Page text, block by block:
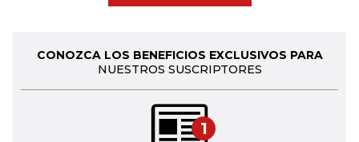
CONOZCA LOS BENEFICIOS EXCLUSIVOS PARA
NUESTROS SUSCRIPTORES
1